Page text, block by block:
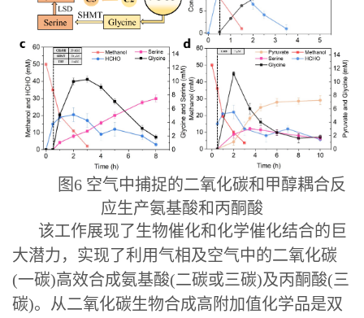
图6 空气中捕捉的二氧化碳和甲醇耦合反
应生产氨基酸和丙酮酸
该工作展现了生物催化和化学催化结合的巨
大潜力，实现了利用气相及空气中的二氧化碳
(一碳)高效合成氨基酸(二碳或三碳)及丙酮酸(三
碳)。从二氧化碳生物合成高附加值化学品是双